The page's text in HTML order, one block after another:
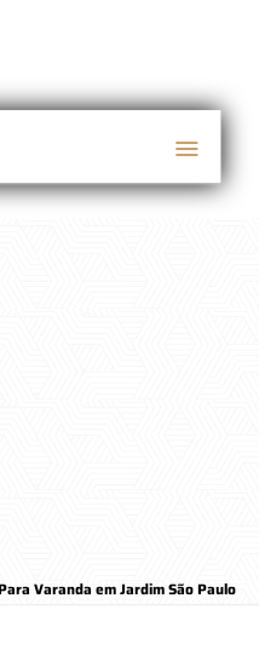
Varanda em Jardim São Paulo